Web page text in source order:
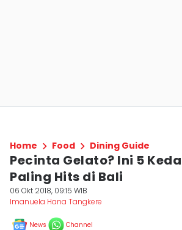
Home Food Dining Guide
Pecinta Gelato? Ini 5
Paling Hits di Bali
06 Okt 2018, 09:15 WIB
Imanuela Hana Tangkere
News Channel